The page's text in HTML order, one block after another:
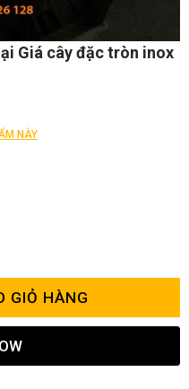
Giá cây đặc tròn inox
NÀY
GIỎ HÀNG